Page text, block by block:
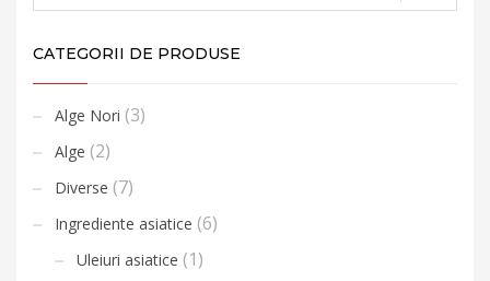
CATEGORII DE PRODUSE
Alge Nori (3)
Alge (2)
Diverse (7)
Ingrediente asiatice (6)
Uleiuri asiatice (1)